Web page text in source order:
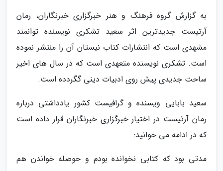
به گزارش گروه فرهنگ و هنر خبرگزاری خبرنگاران، رمان
آرتیست جدیدترین اثر سعید تشکری نویسنده توانمند
مشهدی است که انتشارات کتاب نیستان آن را منتشر نموده
است. تشکری نویسنده متعهدی است که در سال های اخیر
ساحت جدیدی پیش روی ادبیات دینی گگردده است.
سعید بابایی ویسنده و گرافیست کشور یادداشتی درباره
رمان آرتیست در اختیار خبرگزاری خبرنگاران قرار داده است
که در ادامه می خوانید:
مدتی بود که کتابی نخوانده بودم و حوصله خواندن هم